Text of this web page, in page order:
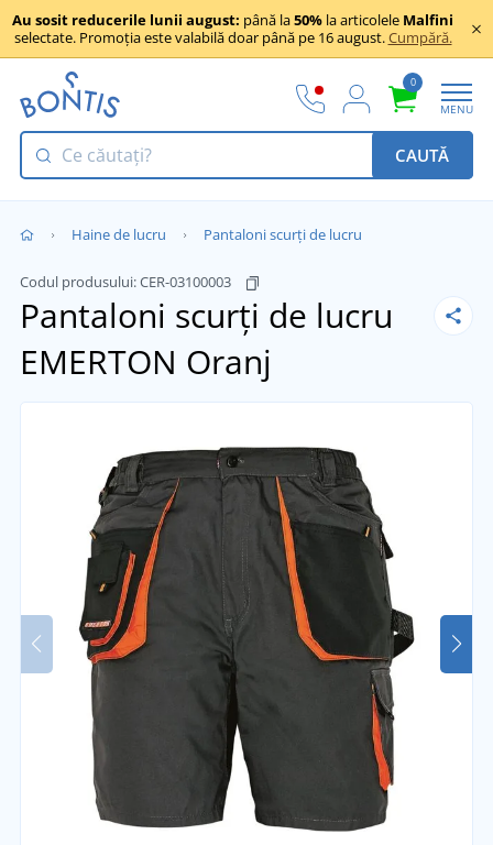
Au sosit reducerile lunii august: până la50% la articolele Malfini
selectate. Promoția este valabilă doar până pe 16 august.Cumpără.
0
MENU
CAUTĂ
Haine de lucru Pantaloni scurți de lucru
Codul produsului:CER-03100003
Pantaloni scurți de lucru
EMERTON Oranj